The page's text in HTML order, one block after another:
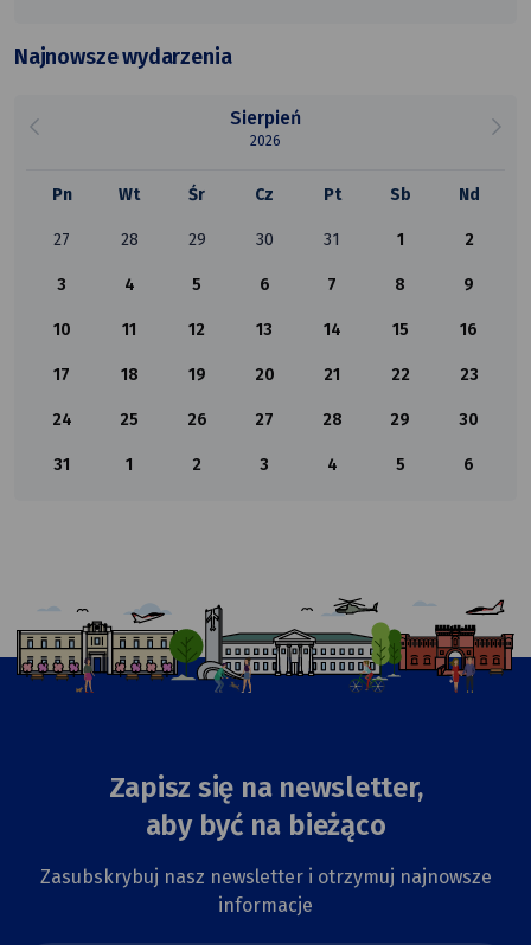
Najnowsze wydarzenia
Sierpień
2026
Pn Wt Śr Cz Pt Sb Nd
27 28 29 30 31 1 2
3 4 5 6 7 8 9
10 11 12 13 14 15 16
17 18 19 20 21 22 23
24 25 26 27 28 29 30
31 1 2 3 4 5 6
Zapisz się na newsletter,
aby być na bieżąco
Zasubskrybuj nasz newsletter i otrzymuj najnowsze
informacje